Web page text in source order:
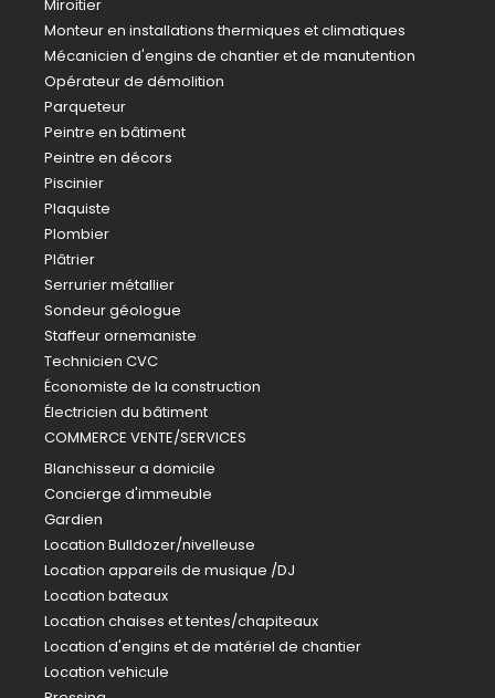
Miroitier
Monteur en installations thermiques et climatiques
Mécanicien d'engins de chantier et de manutention
Opérateur de démolition
Parqueteur
Peintre en bâtiment
Peintre en décors
Piscinier
Plaquiste
Plombier
Plâtrier
Serrurier métallier
Sondeur géologue
Staffeur ornemaniste
Technicien CVC
Économiste de la construction
Électricien du bâtiment
COMMERCE VENTE/SERVICES
Blanchisseur a domicile
Concierge d'immeuble
Gardien
Location Bulldozer/nivelleuse
Location appareils de musique /DJ
Location bateaux
Location chaises et tentes/chapiteaux
Location d'engins et de matériel de chantier
Location vehicule